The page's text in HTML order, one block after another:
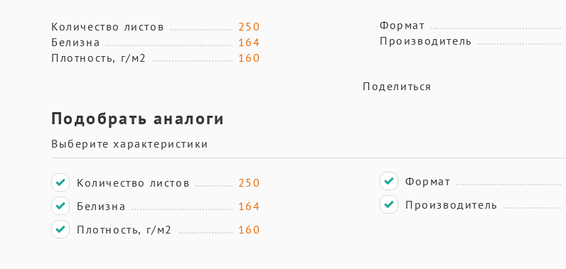
Количество листов
250
Белизна
164
Плотность, г/м2
160
Формат
Производитель
Поделиться
Подобрать аналоги
Выберите характеристики
Количество листов
250
Белизна
164
Плотность, г/м2
160
Формат
Производитель